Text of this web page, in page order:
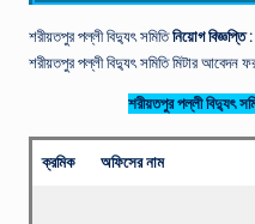
শরীয়তপুর পল্লী বিদ্যুৎ সমিতিনিয়োগ বিজ্ঞপ্তি :
শরীয়তপুর পল্লী বিদ্যুৎ সমিতি মিটার আবেদন
শরীয়তপুর পল্লী বিদ্যুৎ
ক্রমিক অফিসের নাম